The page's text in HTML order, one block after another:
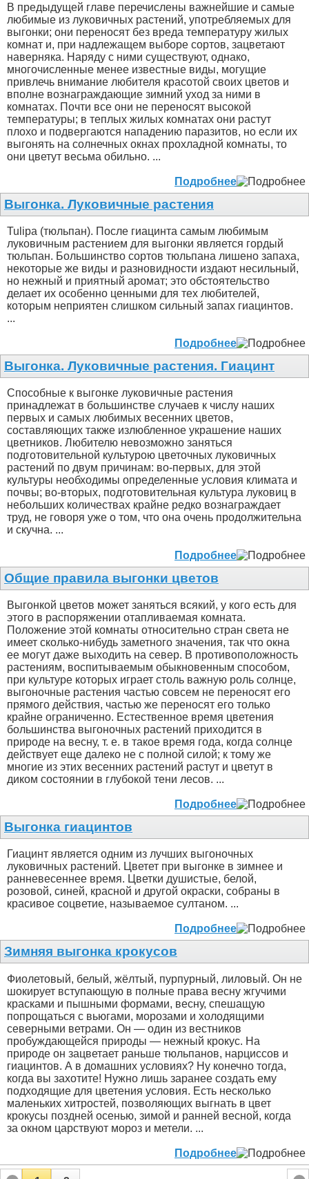
В предыдущей главе перечислены важнейшие и самые
любимые из луковичных растений, употребляемых для
выгонки; они переносят без вреда температуру жилых
комнат и, при надлежащем выборе сортов, зацветают
наверняка. Наряду с ними существуют, однако,
многочисленные менее известные виды, могущие
привлечь внимание любителя красотой своих цветов и
вполне вознаграждающие зимний уход за ними в
комнатах. Почти все они не переносят высокой
температуры; в теплых жилых комнатах они растут
плохо и подвергаются нападению паразитов, но если их
выгонять на солнечных окнах прохладной комнаты, то
они цветут весьма обильно. ...
Подробнее
Выгонка. Луковичные растения
Tulipa (тюльпан). После гиацинта самым любимым
луковичным растением для выгонки является гордый
тюльпан. Большинство сортов тюльпана лишено запаха,
некоторые же виды и разновидности издают несильный,
но нежный и приятный аромат; это обстоятельство
делает их особенно ценными для тех любителей,
которым неприятен слишком сильный запах гиацинтов.
...
Подробнее
Выгонка. Луковичные растения. Гиацинт
Способные к выгонке луковичные растения
принадлежат в большинстве случаев к числу наших
первых и самых любимых весенних цветов,
составляющих также излюбленное украшение наших
цветников. Любителю невозможно заняться
подготовительной культурою цветочных луковичных
растений по двум причинам: во-первых, для этой
культуры необходимы определенные условия климата и
почвы; во-вторых, подготовительная культура луковиц в
небольших количествах крайне редко вознаграждает
труд, не говоря уже о том, что она очень продолжительна
и скучна. ...
Подробнее
Общие правила выгонки цветов
Выгонкой цветов может заняться всякий, у кого есть для
этого в распоряжении отапливаемая комната.
Положение этой комнаты относительно стран света не
имеет сколько-нибудь заметного значения, так что окна
ее могут даже выходить на север. В противоположность
растениям, воспитываемым обыкновенным способом,
при культуре которых играет столь важную роль солнце,
выгоночные растения частью совсем не переносят его
прямого действия, частью же переносят его только
крайне ограниченно. Естественное время цветения
большинства выгоночных растений приходится в
природе на весну, т. е. в такое время года, когда солнце
действует еще далеко не с полной силой; к тому же
многие из этих весенних растений растут и цветут в
диком состоянии в глубокой тени лесов. ...
Подробнее
Выгонка гиацинтов
Гиацинт является одним из лучших выгоночных
луковичных растений. Цветет при выгонке в зимнее и
ранневесеннее время. Цветки душистые, белой,
розовой, синей, красной и другой окраски, собраны в
красивое соцветие, называемое султаном. ...
Подробнее
Зимняя выгонка крокусов
Фиолетовый, белый, жёлтый, пурпурный, лиловый. Он не
шокирует вступающую в полные права весну жгучими
красками и пышными формами, весну, спешащую
попрощаться с вьюгами, морозами и холодящими
северными ветрами. Он — один из вестников
пробуждающейся природы — нежный крокус. На
природе он зацветает раньше тюльпанов, нарциссов и
гиацинтов. А в домашних условиях? Ну конечно тогда,
когда вы захотите! Нужно лишь заранее создать ему
подходящие для цветения условия. Есть несколько
маленьких хитростей, позволяющих выгнать в цвет
крокусы поздней осенью, зимой и ранней весной, когда
за окном царствуют мороз и метели. ...
Подробнее